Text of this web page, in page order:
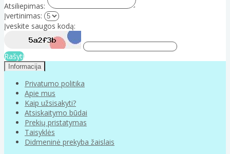
Atsiliepimas:
Įvertinimas:
Įveskite saugos kodą:
Rašyti
Informacija
Privatumo politika
Apie mus
Kaip užsisakyti?
Atsiskaitymo būdai
Prekių pristatymas
Taisyklės
Didmeninė prekyba žaislais